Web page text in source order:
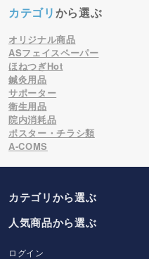
カテゴリから選ぶ
オリジナル商品
ASフェイスペーパー
ほねつぎHot
鍼灸用品
サポーター
衛生用品
院内消耗品
ポスター・チラシ類
A-COMS
カテゴリから選ぶ
人気商品から選ぶ
ログイン